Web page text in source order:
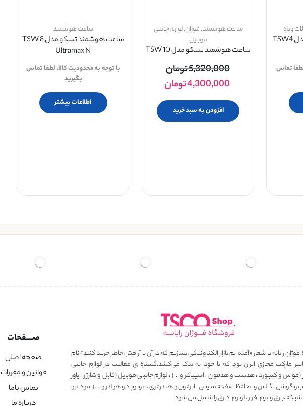
ویژه
ساعت هوشمند تسکو مدل TSW4
تماس
ساعت هوشمند,فوژان,لوازم جانبی
موبایل
ساعت هوشمند تسکو مدل TSW 10
5,320,000تومان
4,300,000تومان
افزودن به سبد خرید
ساعت هوشمند
ساعت هوشمند تسکو مدل TSW 8
Ultramax N
با توجه به محدودیت کالا، لطفا تماس
بگیرید
اطلاعات بیشتر
رایانه با شعار «آمده‌ایم بازار الکترونیکی بسازیم که در آن با آرامش خاطر خرید کنید» نام
مارکت مجازی ایران بود که با خود به یدک می‌کشد.گستره ی فعالیت در لوازم جانبی
(موس و کیبورد ، هدست و هدفون ، اسپیکر و …) ، لوازم جانبی موبایل (کابل و شارژر ، پاور
و گوشی ، گلس و محافظ صفحه نمایش ، ایرفون و هندزفری ، مونوپاد و هولدر و …) ،مودم و
،بازی و نرم افزار ، لوازم اداری را شامل می شود.
صــــفحات
صفحه اصلی
قوانین و مقررات
تماس باما